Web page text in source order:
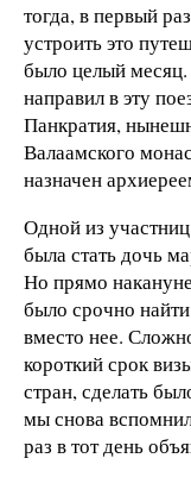
тогда, в первый
устроить это
было целый
направил в эту
Панкратия,
Валаамского
назначен
Одной из
была стать дочь
Но прямо
было срочно
вместо нее.
короткий срок
стран, сделать
мы снова
раз в тот день